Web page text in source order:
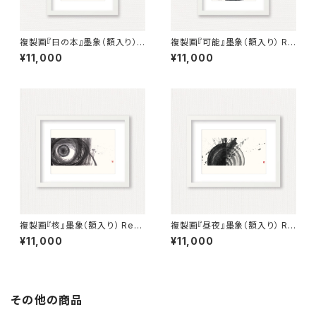
複製画『日の本』墨象（額入り）
Reproduction painting「Lan
d of the Rising Sun」（Fram
¥11,000
複製画『可能』墨象（額入り） Re
production painting「possi
ble」（Framed）
¥11,000
複製画『核』墨象（額入り） Repr
oduction painting「The Cor
e」（Framed）
¥11,000
複製画『昼夜』墨象（額入り） Re
production painting「Dau &
Night」（Framed）
¥11,000
その他の商品